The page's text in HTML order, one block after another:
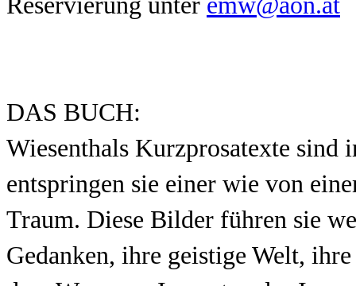
DAS BUCH:
Wiesenthals Kurzprosatexte
entspringen sie einer wie von
Traum. Diese Bilder führen sie
Gedanken, ihre geistige Welt,